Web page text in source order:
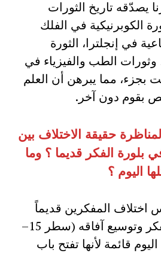
يصدّقه تاريخ الثورات
الكوبرنيكية في الفلك
في إنجلترا، الثورة
وثورات الطب والفيزياء في
بجزء، مما يبرهن أن العلم
بقوم دون آخر.
حقيقة الاختلاف بين
بلورة الفكر قديما ؟ وما
اليوم ؟
اختلاف المفكرين قديماً
وقيمته في إثراء الفكر وتوسيع آفاقه (سطر 15–
اليوم قائمة لأنها تفتح باب